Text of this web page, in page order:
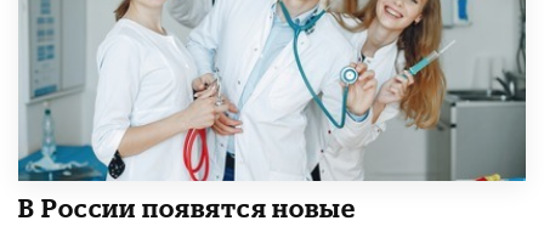
В России появятся новые